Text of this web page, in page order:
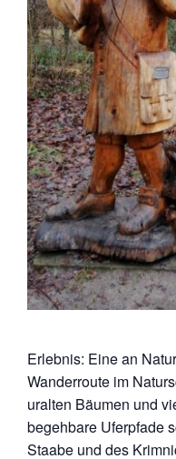
Erlebnis: Eine an
Wanderroute im
uralten Bäumen und
begehbare Uferpfade
Staabe und des